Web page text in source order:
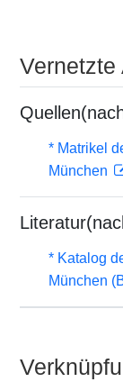
Vernetzte
* Matrikel
München
* Katalog
München